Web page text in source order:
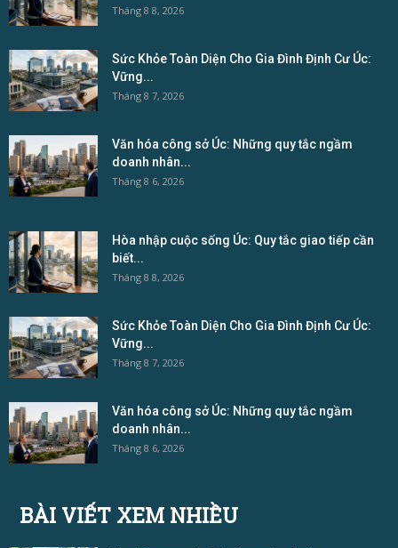
Tháng 8 8, 2026
Sức Khỏe Toàn Diện Cho Gia Đình Định Cư Úc:
Vững...
Tháng 8 7, 2026
Văn hóa công sở Úc: Những quy tắc ngầm
doanh nhân...
Tháng 8 6, 2026
Hòa nhập cuộc sống Úc: Quy tắc giao tiếp cần
biết...
Tháng 8 8, 2026
Sức Khỏe Toàn Diện Cho Gia Đình Định Cư Úc:
Vững...
Tháng 8 7, 2026
Văn hóa công sở Úc: Những quy tắc ngầm
doanh nhân...
Tháng 8 6, 2026
BÀI VIẾT XEM NHIỀU